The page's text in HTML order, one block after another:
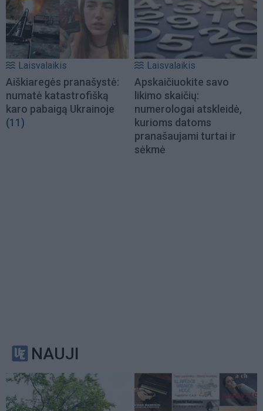
Laisvalaikis
Aiškiaregės pranašystė:
numatė katastrofišką
karo pabaigą Ukrainoje
(11)
Laisvalaikis
Apskaičiuokite savo
likimo skaičių:
numerologai atskleidė,
kurioms datoms
pranašaujami turtai ir
sėkmė
NAUJI